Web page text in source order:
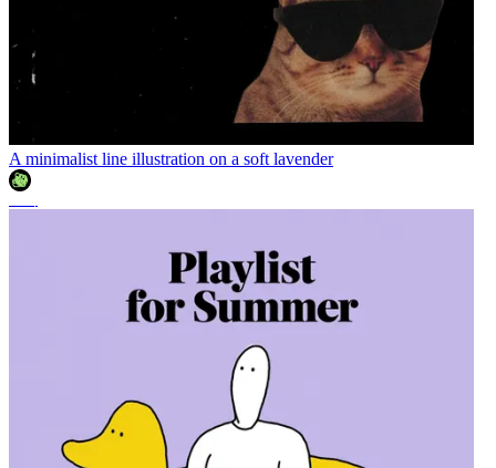
A minimalist line illustration on a soft lavender